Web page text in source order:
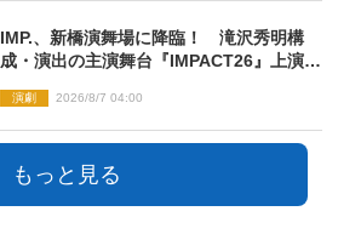
IMP.、新橋演舞場に降臨！ 滝沢秀明構
成・演出の主演舞台『IMPACT26』上演決
演劇 2026/8/7 04:00
もっと見る